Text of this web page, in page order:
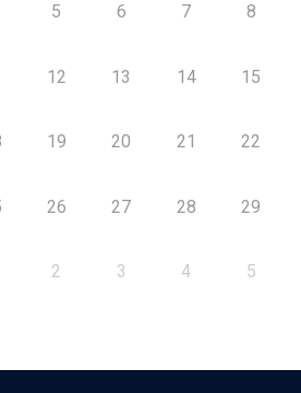
5 6 7 8
12 13 14 15
19 20 21 22
26 27 28 29
2 3 4 5